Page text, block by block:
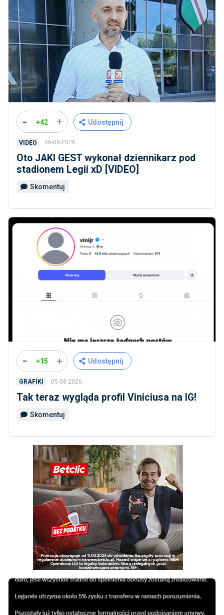
- +42 + Udostępnij
VIDEO 06-08-2026
Oto JAKI GEST wykonał dziennikarz pod
stadionem Legii xD [VIDEO]
Skomentuj
- +15 + Udostępnij
GRAFIKI 05-08-2026
Tak teraz wygląda profil Viniciusa na IG!
Skomentuj